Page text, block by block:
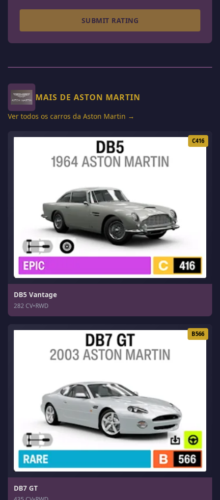
SUBMIT RATING
MAIS DE ASTON MARTIN
Ver todos os carros da Aston Martin →
C416
DB5 Vantage
282 CV•RWD
B566
DB7 GT